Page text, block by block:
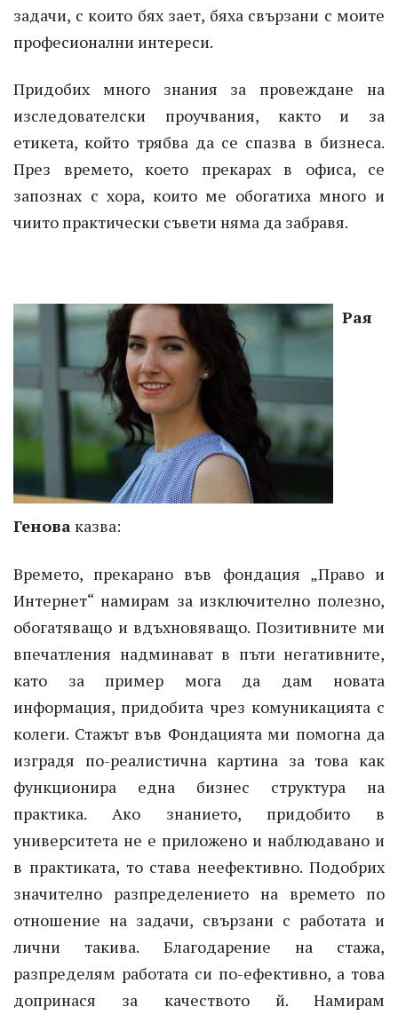
задачи, с които бях зает, бяха свързани с моите
професионални интереси.
Придобих много знания за провеждане на
изследователски проучвания, както и за
етикета, който трябва да се спазва в бизнеса.
През времето, което прекарах в офиса, се
запознах с хора, които ме обогатиха много и
чиито практически съвети няма да забравя.
Рая
Генова казва:
Времето, прекарано във фондация „Право и
Интернет“ намирам за изключително полезно,
обогатяващо и вдъхновяващо. Позитивните ми
впечатления надминават в пъти негативните,
като за пример мога да дам новата
информация, придобита чрез комуникацията с
колеги. Стажът във Фондацията ми помогна да
изградя по-реалистична картина за това как
функционира една бизнес структура на
практика. Ако знанието, придобито в
университета не е приложено и наблюдавано и
в практиката, то става неефективно. Подобрих
значително разпределението на времето по
отношение на задачи, свързани с работата и
лични такива. Благодарение на стажа,
разпределям работата си по-ефективно, а това
допринася за качеството й. Намирам